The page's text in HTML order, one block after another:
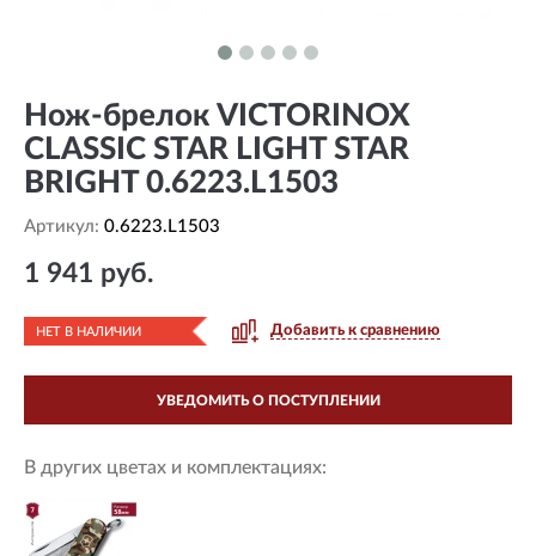
Нож-брелок VICTORINOX
CLASSIC STAR LIGHT STAR
BRIGHT 0.6223.L1503
Артикул: 0.6223.L1503
1 941 руб.
НЕТ В НАЛИЧИИ Добавить к сравнению
УВЕДОМИТЬ О ПОСТУПЛЕНИИ
В других цветах и комплектациях: